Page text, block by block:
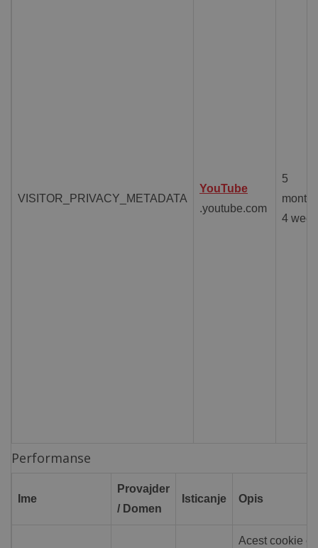
VISITOR_PRIVACY_METADATA
YouTube
.youtube.com
5
months
4
Performanse
Ime
Provajder
/ Domen
Isticanje Opis
Acest cookie